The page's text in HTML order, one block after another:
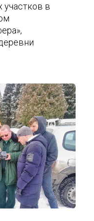
в